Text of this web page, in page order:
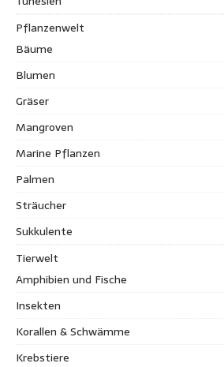
Pflanzenwelt
Bäume
Blumen
Gräser
Mangroven
Marine Pflanzen
Palmen
Sträucher
Sukkulente
Tierwelt
Amphibien und Fische
Insekten
Korallen & Schwämme
Krebstiere